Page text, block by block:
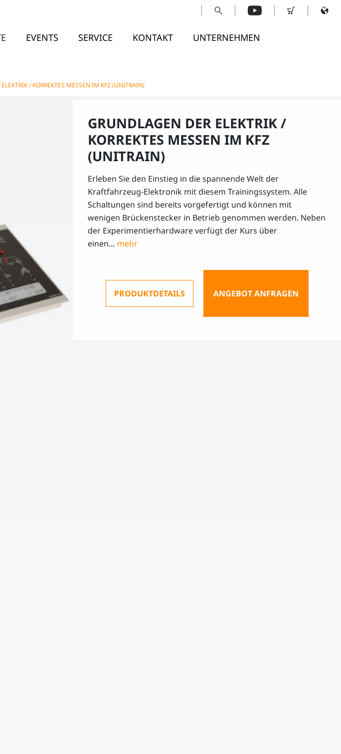
EVENTS SERVICE KONTAKT UNTERNEHMEN
/ KORREKTES MESSEN IM KFZ (UNITRAIN)
GRUNDLAGEN DER ELEKTRIK /
KORREKTES MESSEN IM KFZ
(UNITRAIN)
Erleben Sie den Einstieg in die spannende Welt der
Kraftfahrzeug-Elektronik mit diesem Trainingssystem. Alle
Schaltungen sind bereits vorgefertigt und können mit
wenigen Brückenstecker in Betrieb genommen werden. Neben
der Experimentierhardware verfügt der Kurs über
einen...
PRODUKTDETAILS ANGEBOT ANFRAGEN